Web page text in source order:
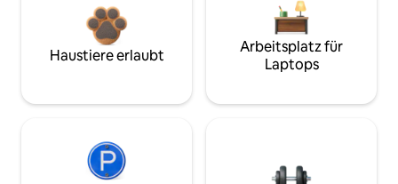
Haustiere erlaubt
Arbeitsplatz für
Laptops